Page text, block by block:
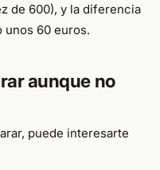
de 600), y la diferencia
unos 60 euros.
aunque no
puede interesarte